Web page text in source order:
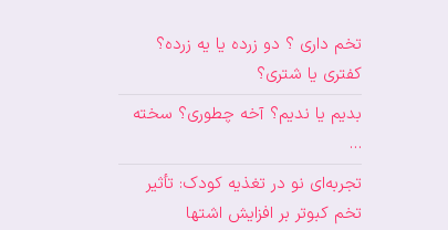
تخم داری ؟ دو زرده یا یه زرده؟
کفتری یا شتری؟
بدیم یا ندیم؟ آخه چطوری؟ سخته
…
تجربه‌ای نو در تغذیه کودک: تأثیر
تخم کبوتر بر افزایش اشتها